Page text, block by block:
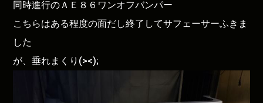
同時進行のＡＥ８６ワンオフバンパー
こちらはある程度の面だし終了してサフェーサーふきま
した
が、垂れまくり(><);